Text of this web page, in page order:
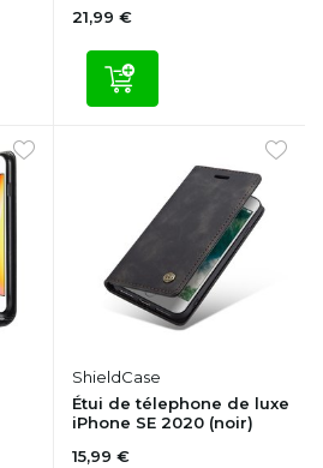
21,99 €
ShieldCase
Étui de télephone de luxe
iPhone SE 2020 (noir)
15,99 €